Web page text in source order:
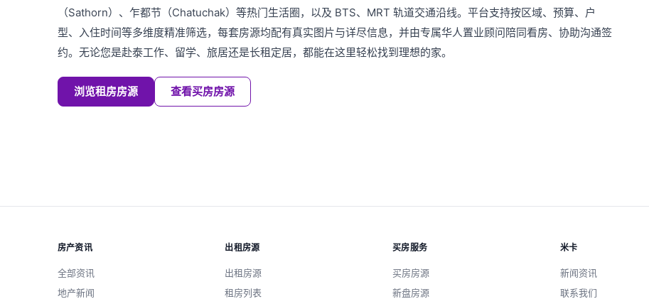
（Sathorn）、乍都节（Chatuchak）等热门生活圈，以及 BTS、MRT 轨道交通沿线。平台支持按区域、预算、户
型、入住时间等多维度精准筛选，每套房源均配有真实图片与详尽信息，并由专属华人置业顾问陪同看房、协助沟通签
约。无论您是赴泰工作、留学、旅居还是长租定居，都能在这里轻松找到理想的家。
浏览租房房源 查看买房房源
房产资讯
全部资讯
地产新闻
出租房源
出租房源
租房列表
买房服务
买房房源
新盘房源
米卡
新闻资讯
联系我们